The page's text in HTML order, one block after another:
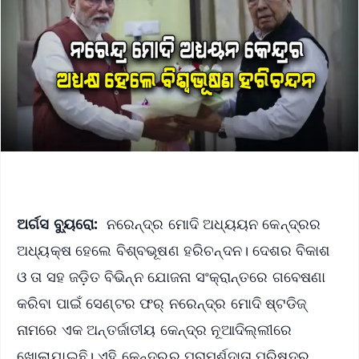
ଅର୍ଗସ ବ୍ୟୁରୋ: ନରେନ୍ଦ୍ର ମୋଦି ଅଧ୍ୟୟନ କେନ୍ଦ୍ରର
ଅଧ୍ୟକ୍ଷ ହେଲେ ବିଶ୍ବଭୂଷଣ ହରିଚନ୍ଦନ। ଦେଶର ବିକାଶ
ଓ ତା ସହ ଜଡ଼ିତ ବିଭିନ୍ନ ଯୋଜନା ସଂକ୍ରାନ୍ତରେ ଗବେଷଣା
କରିବା ପାଇଁ ସେଣ୍ଟର ଫର୍ ନରେନ୍ଦ୍ର ମୋଦି ଷ୍ଟଡିଜ୍
ନାମରେ ଏକ ଅନ୍ତର୍ଜାତୀୟ କେନ୍ଦ୍ର ନୂଆଦିଲ୍ଲୀରେ